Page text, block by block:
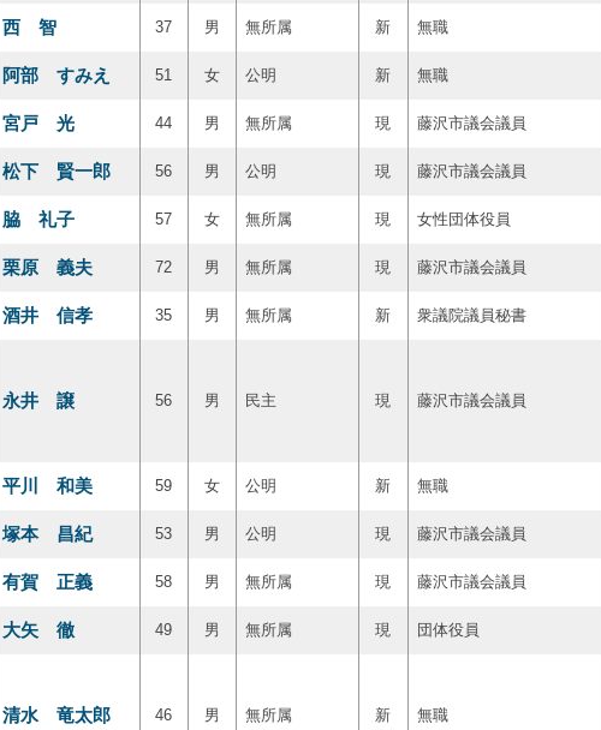
西 智 37 男 無所属 新 無職
阿部 すみえ 51 女 公明 新 無職
宮戸 光 44 男 無所属 現 藤沢市議会議員
松下 賢一郎 56 男 公明 現 藤沢市議会議員
脇 礼子 57 女 無所属 現 女性団体役員
栗原 義夫 72 男 無所属 現 藤沢市議会議員
酒井 信孝 35 男 無所属 新 衆議院議員秘書
永井 譲 56 男 民主 現 藤沢市議会議員
平川 和美 59 女 公明 新 無職
塚本 昌紀 53 男 公明 現 藤沢市議会議員
有賀 正義 58 男 無所属 現 藤沢市議会議員
大矢 徹 49 男 無所属 現 団体役員
清水 竜太郎 46 男 無所属 新 無職